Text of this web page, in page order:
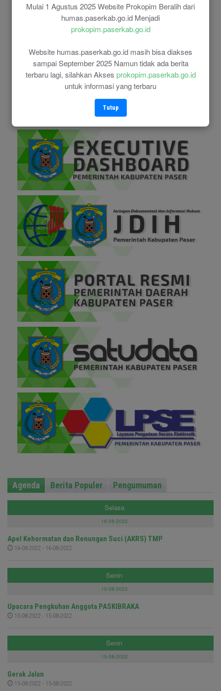
Mulai 1 Agustus 2025 Website Prokopim Beralih dari
humas.paserkab.go.id Menjadi
prokopim.paserkab.go.id
Website humas.paserkab.go.id masih bisa diakses
sampai September 2025 Namun tidak ada berita
terbaru lagi, silahkan Akses prokopim.paserkab.go.id
untuk informasi yang terbaru
Tutup
Agenda Berita Populer Pengumuman
Selasa
16-08-2022
Apel Kehormatan dan Renungan Suci (AKRS) TMP
16-08-2022 - 16-08-2022
Senin
15-08-2022
Upacara Pengkuhan Anggota PASKIBRAKA
15-08-2022 - 15-08-2022
Senin
15-08-2022
Gerak Jalan
15-08-2022 - 15-08-2022